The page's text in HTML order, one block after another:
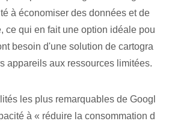
à économiser des données et de
ce qui en fait une option idéale pou
besoin d'une solution de cartogra
appareils aux ressources limitées.
les plus remarquables de Googl
à « réduire la consommation d